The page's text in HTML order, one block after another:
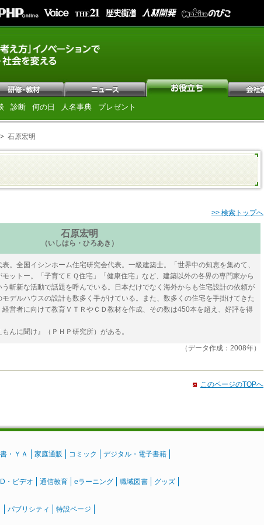
診断 何の日 人名事典 プレゼント
石原宏明
>> 検索トップへ
石原宏明
（いしはら・ひろあき）
。全国イシンホーム住宅研究会代表。一級建築士。「世界中の知恵を集めて、
ットー。「子育てＥＱ住宅」「健康住宅」など、建築以外の各界の専門家から
斬新な活動で話題を呼んでいる。日本だけでなく海外からも住宅設計の依頼が
デルハウスの設計も数多く手がけている。また、数多くの住宅を手掛けてきた
営者に向けて教育ＶＴＲやＣＤ教材を作成、その数は450本を超え、好評を得
んに聞け』（ＰＨＰ研究所）がある。
（データ作成：2008年）
このページのTOPへ
・ＹＡ 家庭通販 コミック デジタル・電子書籍
・ビデオ 通信教育 eラーニング 職域図書 グッズ
パブリシティ 特設ページ